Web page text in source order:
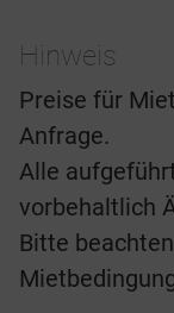
Hinweis
Preise für
Anfrage.
Alle
vorbehaltlich
Bitte